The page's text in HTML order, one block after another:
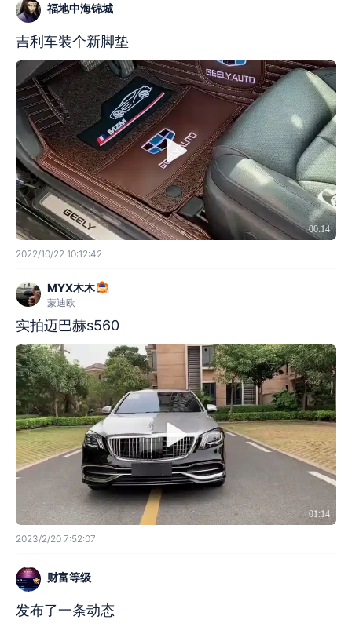
福地中海锦城
吉利车装个新脚垫
00:14
2022/10/22 10:12:42
MYX木木
蒙迪欧
实拍迈巴赫s560
01:14
2023/2/20 7:52:07
财富等级
发布了一条动态